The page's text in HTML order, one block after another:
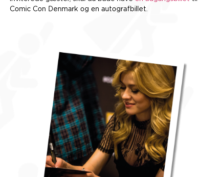
Comic Con Denmark og en autografbillet.